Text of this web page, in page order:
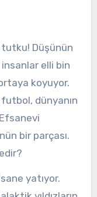
elli bin
koyuyor.
dünyanın
bir parçası.
yatıyor.